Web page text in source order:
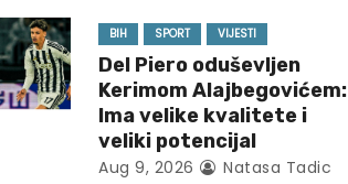
BIH SPORT VIJESTI
Del Piero oduševljen
Kerimom Alajbegovićem:
Ima velike kvalitete i
veliki potencijal
Aug 9, 2026 Natasa Tadic